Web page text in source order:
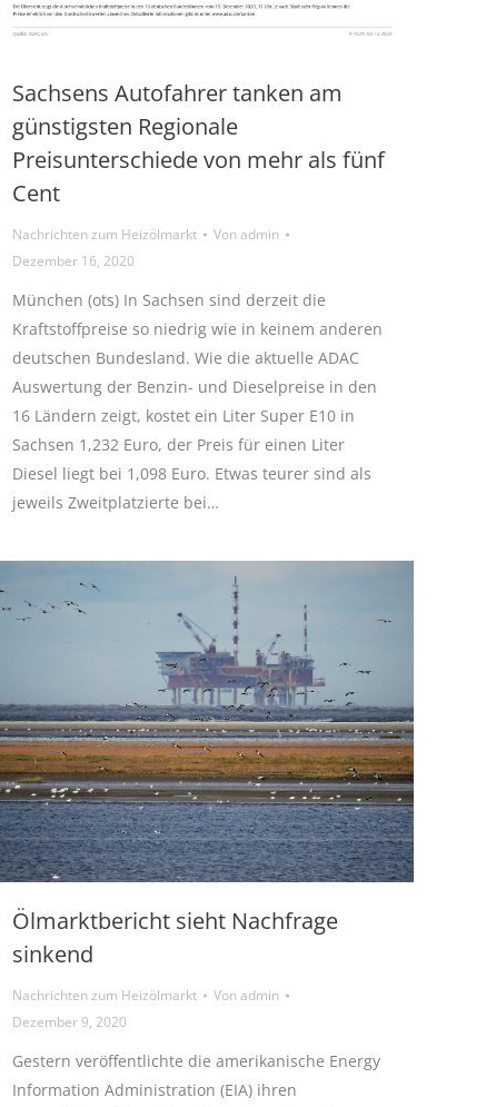
Sachsens Autofahrer tanken am
günstigsten Regionale
Preisunterschiede von mehr als fünf
Cent
Nachrichten zum Heizölmarkt Vonadmin
Dezember 16, 2020
München (ots) In Sachsen sind derzeit die
Kraftstoffpreise so niedrig wie in keinem anderen
deutschen Bundesland. Wie die aktuelle ADAC
Auswertung der Benzin- und Dieselpreise in den
16 Ländern zeigt, kostet ein Liter Super E10 in
Sachsen 1,232 Euro, der Preis für einen Liter
Diesel liegt bei 1,098 Euro. Etwas teurer sind als
jeweils Zweitplatzierte bei…
Ölmarktbericht sieht Nachfrage
sinkend
Nachrichten zum Heizölmarkt Vonadmin
Dezember 9, 2020
Gestern veröffentlichte die amerikanische Energy
Information Administration (EIA) ihren